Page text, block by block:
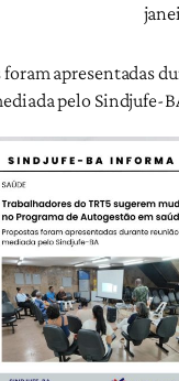
foram apresentadas
pelo Sindjufe-